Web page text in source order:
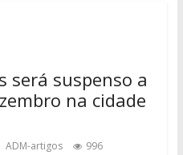
será suspenso a
na cidade
ADM-artigos
996